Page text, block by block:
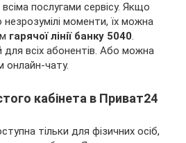
послугами сервісу. Якщо
моменти, їх можна
гарячої лінії банку 5040.
всіх абонентів. Або можна
онлайн-чату.
кабінета в Приват24
тільки для фізичних осіб,